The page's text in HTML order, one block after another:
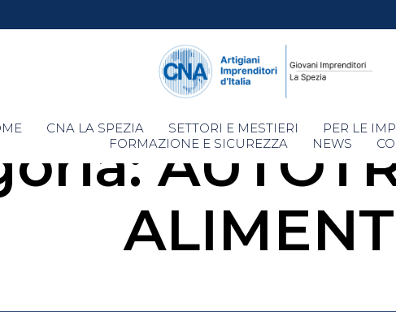
Skip
to
CNA LA SPEZIA SETTORI E MESTIERI PER LE
FORMAZIONE E SICUREZZA
NEWS